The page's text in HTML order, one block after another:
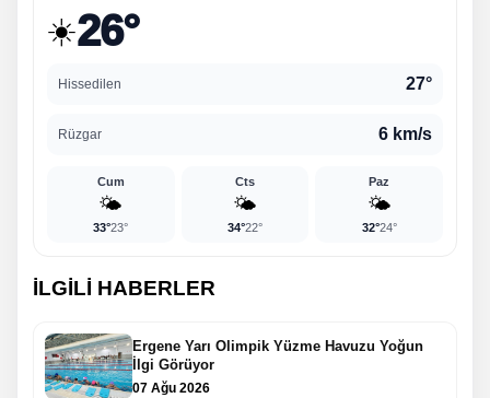
☀️26°
Hissedilen 27°
Rüzgar 6 km/s
Cum
🌤️
33°23°
Cts
🌤️
34°22°
Paz
🌤️
32°24°
İLGİLİ HABERLER
Ergene Yarı Olimpik Yüzme Havuzu Yoğun
İlgi Görüyor
07 Ağu 2026